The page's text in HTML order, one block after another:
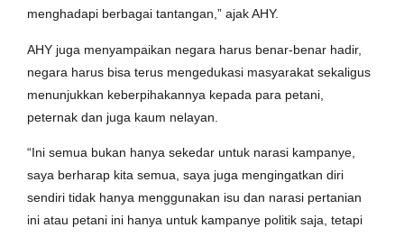
menghadapi berbagai tantangan,” ajak AHY.
AHY juga menyampaikan negara harus benar-benar hadir,
negara harus bisa terus mengedukasi masyarakat sekaligus
menunjukkan keberpihakannya kepada para petani,
peternak dan juga kaum nelayan.
“Ini semua bukan hanya sekedar untuk narasi kampanye,
saya berharap kita semua, saya juga mengingatkan diri
sendiri tidak hanya menggunakan isu dan narasi pertanian
ini atau petani ini hanya untuk kampanye politik saja, tetapi